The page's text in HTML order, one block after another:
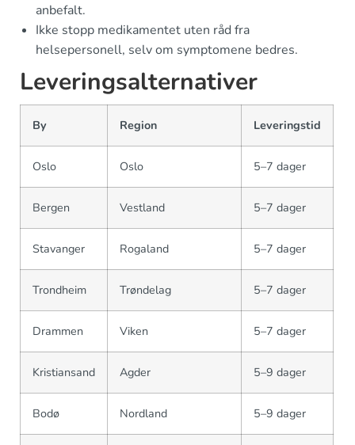
anbefalt.
Ikke stopp medikamentet uten råd fra
helsepersonell, selv om symptomene bedres.
Leveringsalternativer
By Region Leveringstid
Oslo Oslo 5–7 dager
Bergen Vestland 5–7 dager
Stavanger Rogaland 5–7 dager
Trondheim Trøndelag 5–7 dager
Drammen Viken 5–7 dager
Kristiansand Agder 5–9 dager
Bodø Nordland 5–9 dager